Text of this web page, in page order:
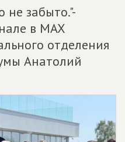
не забыто."-
в MAX
отделения
Анатолий